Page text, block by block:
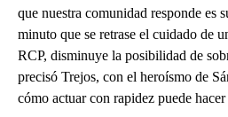
que nuestra comunidad responde es
minuto que se retrase el cuidado de
RCP, disminuye la posibilidad de
precisó Trejos, con el heroísmo de
cómo actuar con rapidez puede